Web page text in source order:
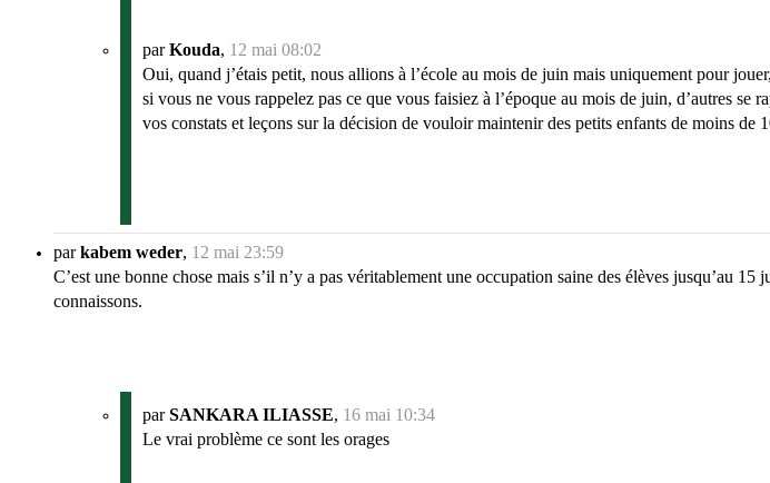
parKouda, 12 mai 08:02
Oui, quand j’étais petit, nous allions à l’école au mois de juin mais uniquement pour
si vous ne vous rappelez pas ce que vous faisiez à l’époque au mois de juin, d’autres
vos constats et leçons sur la décision de vouloir maintenir des petits enfants de moins de
parkabem weder, 12 mai 23:59
C’est une bonne chose mais s’il n’y a pas véritablement une occupation saine des élèves jusqu’au
connaissons.
parSANKARA ILIASSE, 16 mai 10:34
Le vrai problème ce sont les orages